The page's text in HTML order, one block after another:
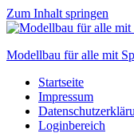
Zum Inhalt springen
Modellbau für alle mit
Scale
modelling
Startseite
Impressum
Loginbereich